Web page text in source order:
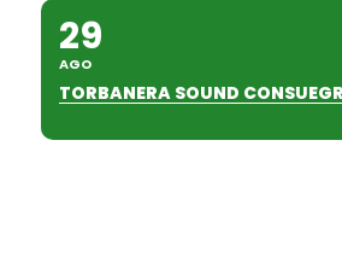
29
AGO
TORBANERA SOUND